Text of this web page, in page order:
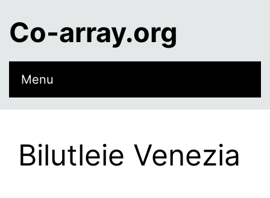
Co-array.org
Menu
Bilutleie Venezia